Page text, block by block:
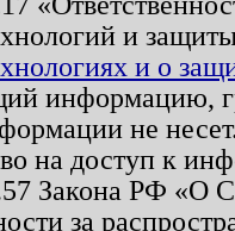
и
и о
информацию,
не
на доступ к
Закона РФ «О
за